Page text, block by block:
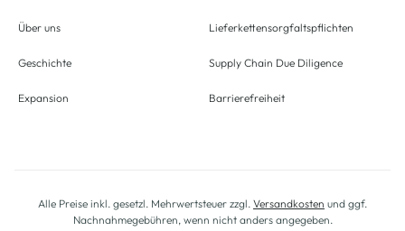
Über uns
Geschichte
Expansion
Lieferkettensorgfaltspflichten
Supply Chain Due Diligence
Barrierefreiheit
Alle Preise inkl. gesetzl. Mehrwertsteuer zzgl. Versandkosten und ggf.
Nachnahmegebühren, wenn nicht anders angegeben.